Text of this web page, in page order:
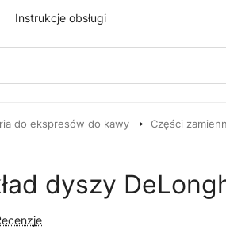
Instrukcje obsługi
do ekspresów do kawy Części
dyszy